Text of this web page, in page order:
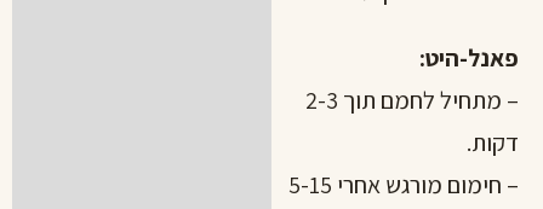
פאנל-היט:
– מתחיל לחמם תוך 2-3
דקות.
– חימום מורגש אחרי 5-15